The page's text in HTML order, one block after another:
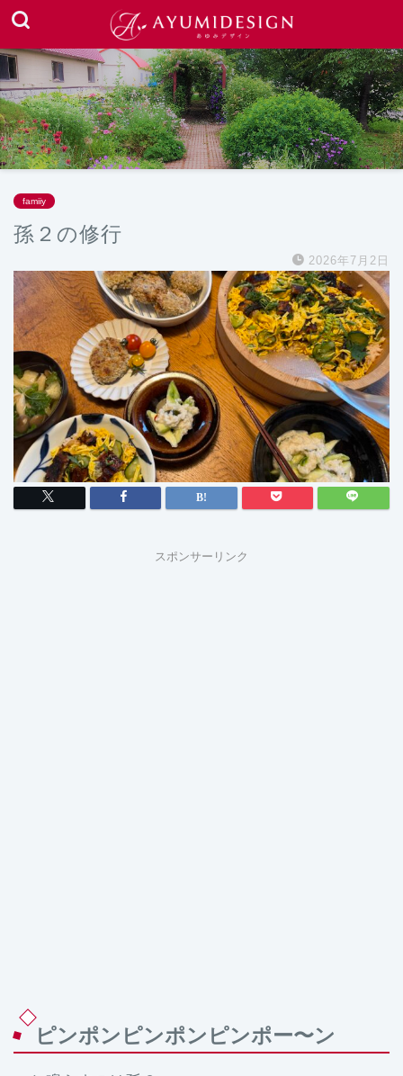
famiiy
孫２の修行
2026年7月2日
スポンサーリンク
ピンポンピンポンピンポー〜ン